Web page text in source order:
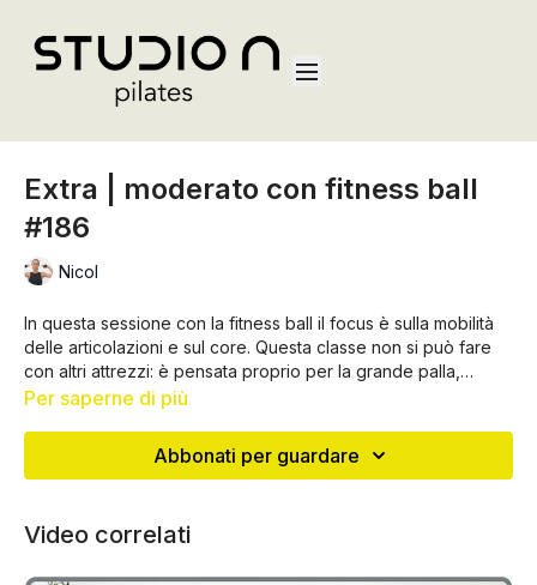
Extra | moderato con fitness ball
#186
Nicol
In questa sessione con la fitness ball il focus è sulla mobilità
delle articolazioni e sul core. Questa classe non si può fare
con altri attrezzi: è pensata proprio per la grande palla,
potreste abbinare questa classe alla 004 e avrete una
Per saperne di più
Abbonati per guardare
Video correlati